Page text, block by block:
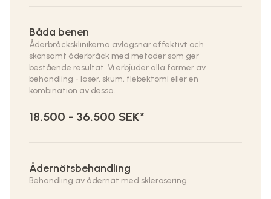
Båda benen
Åderbråcksklinikerna avlägsnar effektivt och
skonsamt åderbråck med metoder som ger
bestående resultat. Vi erbjuder alla former av
behandling - laser, skum, flebektomi eller en
kombination av dessa.
18.500 - 36.500 SEK*
Ådernätsbehandling
Behandling av ådernät med sklerosering.